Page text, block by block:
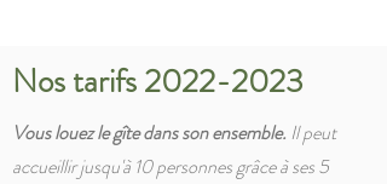
Nos tarifs2022-2023
Vous louez le gîte dans son ensemble. Il peut
accueillir jusqu'à 10 personnes grâce à ses 5